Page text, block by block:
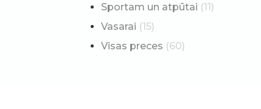
Sportam un atpūtai (11)
Vasarai (15)
Visas preces (60)